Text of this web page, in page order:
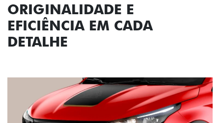
ORIGINALIDADE E
EFICIÊNCIA EM CADA
DETALHE